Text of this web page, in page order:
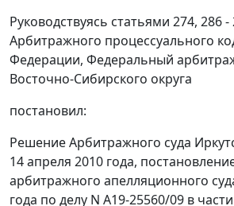
Руководствуясь статьями 274, 286 -
Арбитражного процессуального
Федерации, Федеральный
Восточно-Сибирского округа
постановил:
Решение Арбитражного суда
14 апреля 2010 года,
арбитражного апелляционного
года по делу N А19-25560/09 в